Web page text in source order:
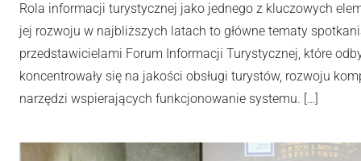
Rola informacji turystycznej jako jednego z kluczowych
jej rozwoju w najbliższych latach to główne tematy
przedstawicielami Forum Informacji Turystycznej, które
koncentrowały się na jakości obsługi turystów, rozwoju
narzędzi wspierających funkcjonowanie systemu. […]